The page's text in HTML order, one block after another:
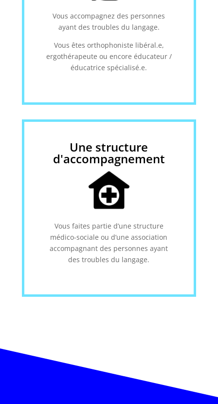
Vous accompagnez des personnes
ayant des troubles du langage.
Vous êtes orthophoniste libéral.e,
ergothérapeute ou encore éducateur /
éducatrice spécialisé.e.
Une structure
d'accompagnement
Vous faites partie d’une structure
médico-sociale ou d’une association
accompagnant des personnes ayant
des troubles du langage.